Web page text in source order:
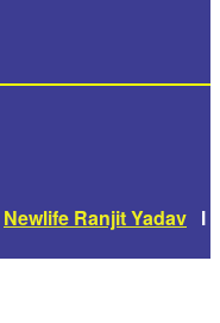
Newlife Ranjit Yadav l